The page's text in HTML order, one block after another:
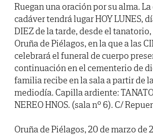
Ruegan una oración por su alma.
cadáver tendrá lugar HOY LUNES,
DIEZ de la tarde, desde el
Oruña de Piélagos, en la que a las
celebrará el funeral de cuerpo
continuación en el cementerio de
familia recibe en la sala a partir de
mediodía. Capilla ardiente:
NEREO HNOS. (sala nº 6). C/
Oruña de Piélagos, 20 de marzo de